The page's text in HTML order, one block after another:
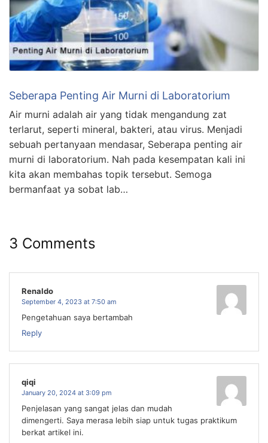
Seberapa Penting Air Murni di Laboratorium
Air murni adalah air yang tidak mengandung zat
terlarut, seperti mineral, bakteri, atau virus. Menjadi
sebuah pertanyaan mendasar, Seberapa penting air
murni di laboratorium. Nah pada kesempatan kali ini
kita akan membahas topik tersebut. Semoga
bermanfaat ya sobat lab…
3 Comments
Renaldo
September 4, 2023 at 7:50 am
Pengetahuan saya bertambah
Reply
qiqi
January 20, 2024 at 3:09 pm
Penjelasan yang sangat jelas dan mudah
dimengerti. Saya merasa lebih siap untuk tugas praktikum
berkat artikel ini.